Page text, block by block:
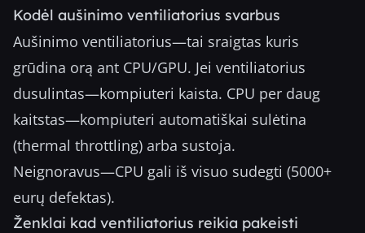
Kodėl aušinimo ventiliatorius svarbus
Aušinimo ventiliatorius—tai sraigtas kuris
grūdina orą ant CPU/GPU. Jei ventiliatorius
dusulintas—kompiuteri kaista. CPU per daug
kaitstas—kompiuteri automatiškai sulėtina
(thermal throttling) arba sustoja.
Neignoravus—CPU gali iš visuo sudegti (5000+
eurų defektas).
Ženklai kad ventiliatorius reikia pakeisti